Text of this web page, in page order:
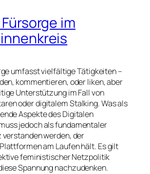
im
umfasst vielfältige Tätigkeiten –
kommentieren, oder liken, aber
Unterstützung im Fall von
oder digitalem Stalking. Was als
Aspekte des Digitalen
jedoch als fundamentaler
werden, der
am Laufen hält. Es gilt
feministischer Netzpolitik
Spannung nachzudenken.